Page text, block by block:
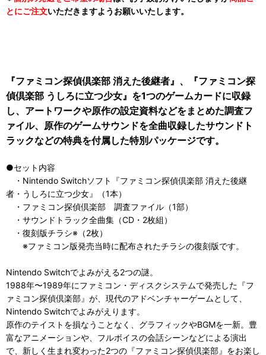
とにご注文いただきますようお願いいたします。
『ファミコン探偵倶楽部 消えた後継者』、『ファミコン探
偵倶楽部 うしろに立つ少女』を1つのゲームカードに収録
し、アートワークや原作の設定資料などをまとめた調査フ
ァイル、原作のゲームサウンドを全曲収録したサウンドト
ラックなどの特典を付属した特別パッケージです。
●セット内容
・Nintendo Switchソフト『ファミコン探偵倶楽部 消えた後継
者・うしろに立つ少女』（1本）
・ファミコン探偵倶楽部 調査ファイル（1部）
・サウンドトラック全曲集（CD・2枚組）
・復刻版チラシ※（2枚）
※ファミコン版発売当時に配布されたチラシの復刻版です。
Nintendo Switchでよみがえる2つの謎。
1988年〜1989年にファミコン・ディスクシステムで発売した『フ
ァミコン探偵倶楽部』が、現代のアドベンチャーゲームとして、
Nintendo Switchでよみがえります。
原作のテイストを損なうことなく、グラフィックやBGMを一新。豊
富なアニメーションや、フルボイスの会話シーンなどによる演出
で、新しく生まれ変わった2つの『ファミコン探偵倶楽部』をお楽し